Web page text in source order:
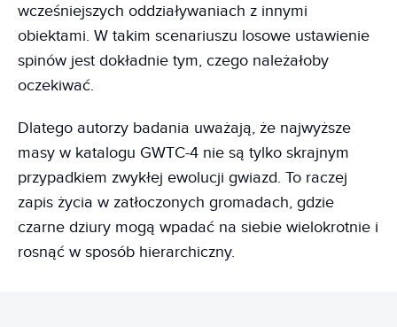
wcześniejszych oddziaływaniach z innymi
obiektami. W takim scenariuszu losowe ustawienie
spinów jest dokładnie tym, czego należałoby
oczekiwać.
Dlatego autorzy badania uważają, że najwyższe
masy w katalogu GWTC-4 nie są tylko skrajnym
przypadkiem zwykłej ewolucji gwiazd. To raczej
zapis życia w zatłoczonych gromadach, gdzie
czarne dziury mogą wpadać na siebie wielokrotnie i
rosnąć w sposób hierarchiczny.